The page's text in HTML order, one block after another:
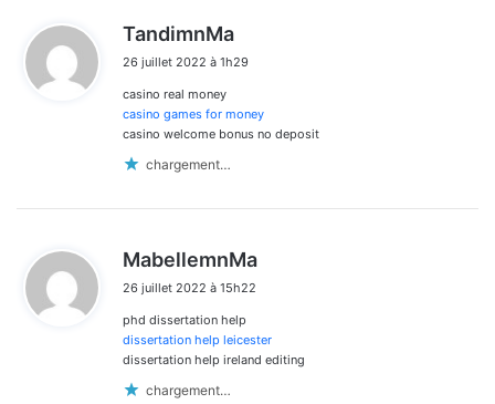
TandimnMa
t
:
26 juillet 2022 à 1h29
casino real money
casino games for money
casino welcome bonus no deposit
chargement…
MabellemnMa
:
26 juillet 2022 à 15h22
phd dissertation help
dissertation help leicester
dissertation help ireland editing
chargement…